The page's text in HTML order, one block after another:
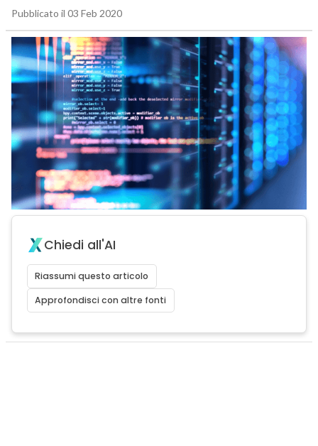
Pubblicato il 03 Feb 2020
Chiedi all'AI
Riassumi questo articolo
Approfondisci con altre fonti